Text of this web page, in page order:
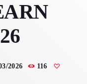
2026 116